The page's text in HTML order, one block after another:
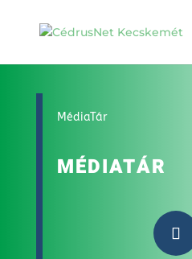
MédiaTár
MÉDIATÁR